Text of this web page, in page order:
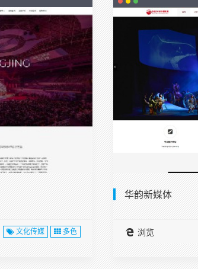
文化传媒 多色
华韵新媒体
浏览